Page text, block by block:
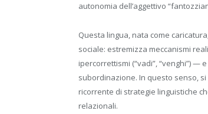
autonomia dell’aggettivo
Questa lingua, nata come
sociale: estremizza meccanismi
ipercorrettismi (“vadi”, “venghi”)
subordinazione. In questo senso,
ricorrente di strategie linguistiche
relazionali.